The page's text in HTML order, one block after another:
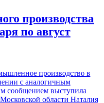
производства
по август
производство в
с аналогичным
сообщением выступила
области Наталия